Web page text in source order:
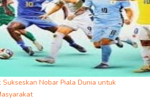
Nobar Piala Dunia untuk